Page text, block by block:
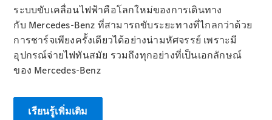
All SUVs
EQS
SUV
ไฟฟ้า 100%
Mercedes-
Maybach
ไฟฟ้า 100%
GLA
ระบบขับเคลื่อนไฟฟ้าคือโลกใหม่ของการเดินทาง
กับ Mercedes-Benz ที่สามารถขับระยะทางที่ไกลกว่าด้วย
การชาร์จเพียงครั้งเดียวได้อย่างน่ามหัศจรรย์ เพราะมี
อุปกรณ์จ่ายไฟทันสมัย ​รวมถึงทุกอย่างที่เป็นเอกลักษณ์
ของ Mercedes-Benz
เรียนรู้เพิ่มเติม